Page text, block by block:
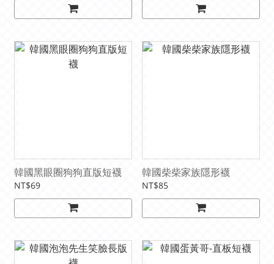
韓國黑眼圈狗狗直版短襪
NT$69
韓國柴柴家族隱形襪
NT$85